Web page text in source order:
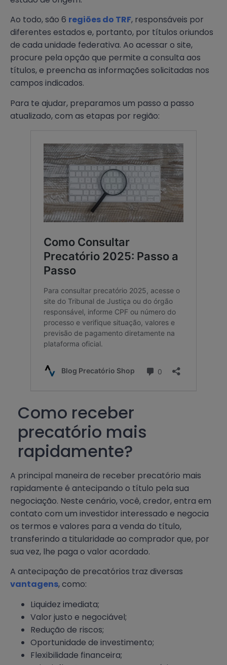
Ao todo, são 6 regiões do TRF, responsáveis por
diferentes estados e, portanto, por títulos oriundos
de cada unidade federativa. Ao acessar o site,
procure pela opção que permite a consulta aos
títulos, e preencha as informações solicitadas nos
campos indicados.
Para te ajudar, preparamos um passo a passo
atualizado, com as etapas por região:
Como receber
precatório mais
rapidamente?
A principal maneira de receber precatório mais
rapidamente é antecipando o título pela sua
negociação. Neste cenário, você, credor, entra em
contato com um investidor interessado e negocia
os termos e valores para a venda do título,
transferindo a titularidade ao comprador que, por
sua vez, lhe paga o valor acordado.
A antecipação de precatórios traz diversas
vantagens, como:
Liquidez imediata;
Valor justo e negociável;
Redução de riscos;
Oportunidade de investimento;
Flexibilidade financeira;